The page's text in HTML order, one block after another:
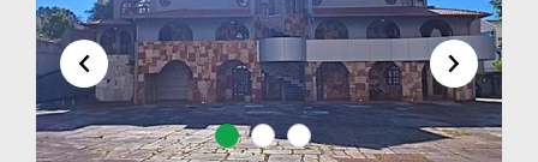
Cadastre-se para salvar seu
imóveis
Preencha seu e-mail para ter acesso aos seus
imóveis favoritos: